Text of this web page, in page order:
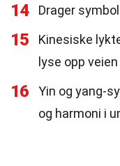
14 Drager
15
Kinesiske
lyse opp
16
Yin og yang-
og harmoni i